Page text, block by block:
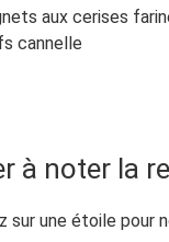
aux cerises
cannelle
à noter la
sur une étoile pour